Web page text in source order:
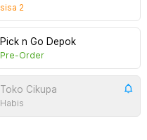
sisa 2
Pick n Go Depok
Pre-Order
Toko Cikupa
Habis